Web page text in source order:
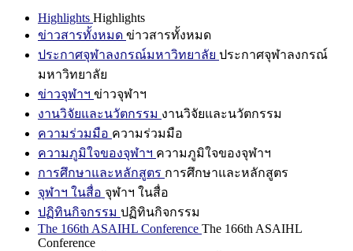
Highlights Highlights
ข่าวสารทั้งหมด ข่าวสารทั้งหมด
ประกาศจุฬาลงกรณ์มหาวิทยาลัย ประกาศจุฬาลงกรณ์
มหาวิทยาลัย
ข่าวจุฬาฯ ข่าวจุฬาฯ
งานวิจัยและนวัตกรรม งานวิจัยและนวัตกรรม
ความร่วมมือ ความร่วมมือ
ความภูมิใจของจุฬาฯ ความภูมิใจของจุฬาฯ
การศึกษาและหลักสูตร การศึกษาและหลักสูตร
จุฬาฯ ในสื่อ จุฬาฯ ในสื่อ
ปฏิทินกิจกรรม ปฏิทินกิจกรรม
The 166th ASAIHL Conference The 166th ASAIHL
Conference